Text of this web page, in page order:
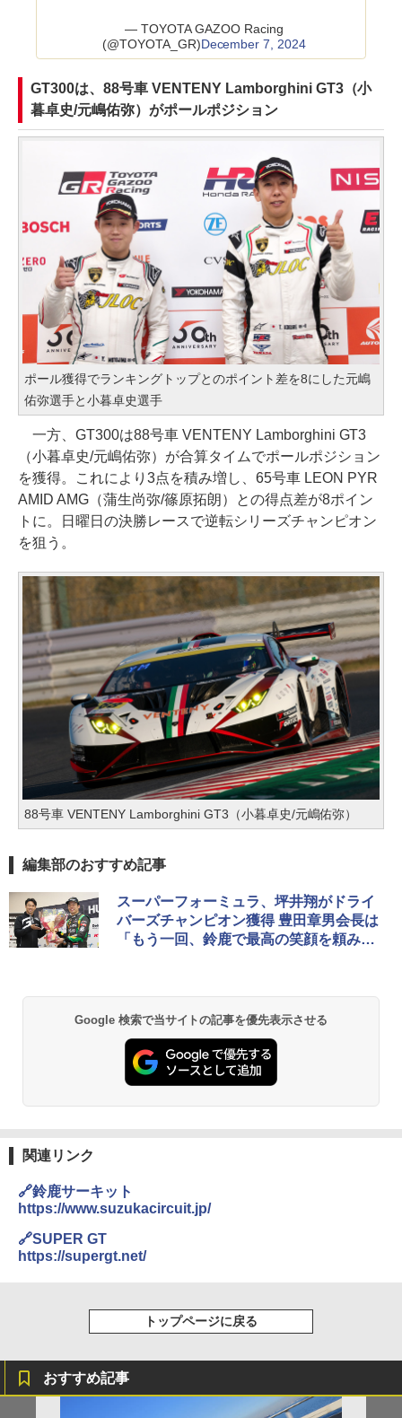
— TOYOTA GAZOO Racing
(@TOYOTA_GR)December 7, 2024
GT300は、88号車 VENTENY Lamborghini GT3（小
暮卓史/元嶋佑弥）がポールポジション
ポール獲得でランキングトップとのポイント差を8にした元嶋
佑弥選手と小暮卓史選手
一方、GT300は88号車 VENTENY Lamborghini GT3
（小暮卓史/元嶋佑弥）が合算タイムでポールポジション
を獲得。これにより3点を積み増し、65号車 LEON PYR
AMID AMG（蒲生尚弥/篠原拓朗）との得点差が8ポイン
トに。日曜日の決勝レースで逆転シリーズチャンピオン
を狙う。
88号車 VENTENY Lamborghini GT3（小暮卓史/元嶋佑弥）
編集部のおすすめ記事
スーパーフォーミュラ、坪井翔がドライ
バーズチャンピオン獲得 豊田章男会長は
「もう一回、鈴鹿で最高の笑顔を頼みま
Google 検索で当サイトの記事を優先表示させる
関連リンク
🔗鈴鹿サーキット
https://www.suzukacircuit.jp/
🔗SUPER GT
https://supergt.net/
トップページに戻る
おすすめ記事